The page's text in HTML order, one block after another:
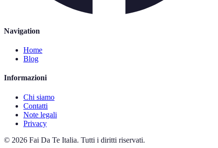
Navigation
Home
Blog
Informazioni
Chi siamo
Contatti
Note legali
Privacy
© 2026 Fai Da Te Italia. Tutti i diritti riservati.